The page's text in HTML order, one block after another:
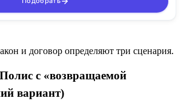
и договор определяют три сценария.
с «возвращаемой
вариант)